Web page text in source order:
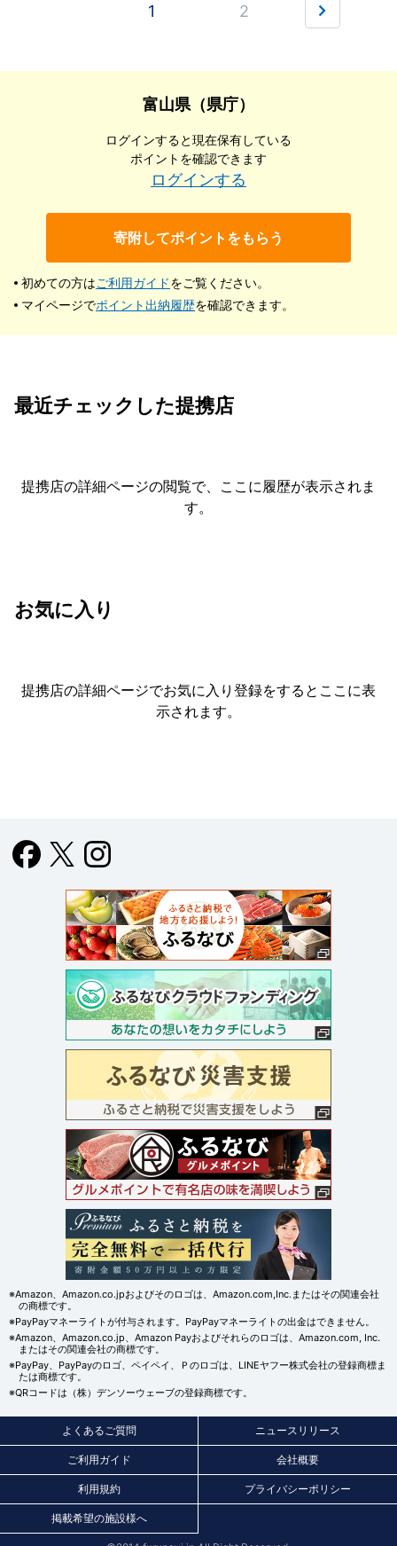
1 2
富山県（県庁）
ログインすると現在保有している
ポイントを確認できます
ログインする
寄附してポイントをもらう
初めての方はご利用ガイドをご覧ください。
マイページでポイント出納履歴を確認できます。
最近チェックした提携店
提携店の詳細ページの閲覧で、ここに履歴が表示されま
す。
お気に入り
提携店の詳細ページでお気に入り登録をすると ここに表
示されます。
※Amazon、Amazon.co.jpおよびそのロゴは、Amazon.com,Inc.またはその関連会社
の商標です。
※PayPayマネーライトが付与されます。PayPayマネーライトの出金はできません。
※Amazon、Amazon.co.jp、Amazon Payおよびそれらのロゴは、Amazon.com, Inc.
またはその関連会社の商標です。
※PayPay、PayPayのロゴ、ペイペイ、Ｐのロゴは、LINEヤフー株式会社の登録商標ま
たは商標です。
※QRコードは（株）デンソーウェーブの登録商標です。
よくあるご質問 ニュースリリース
ご利用ガイド 会社概要
利用規約 プライバシーポリシー
掲載希望の施設様へ